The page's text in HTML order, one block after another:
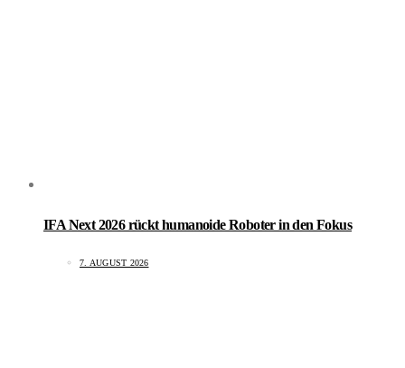
IFA Next 2026 rückt humanoide Roboter in den Fokus
7. AUGUST 2026